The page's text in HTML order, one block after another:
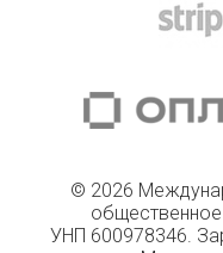
© 2026
УНП 600978346.